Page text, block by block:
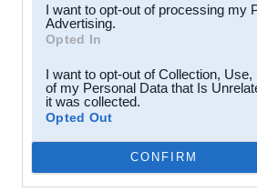
I want to opt-out of processing my
Advertising.
Opted In
I want to opt-out of Collection,
of my Personal Data that Is
it was collected.
Opted Out
CONFIRM